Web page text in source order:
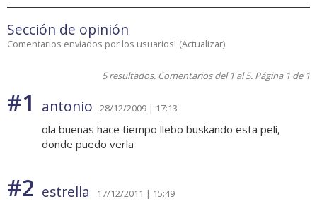
Sección de opinión
Comentarios enviados por los usuarios! (Actualizar)
5 resultados. Comentarios del 1 al 5. Página 1 de 1
#1 antonio 28/12/2009 | 17:13
ola buenas hace tiempo llebo buskando esta peli,
donde puedo verla
#2 estrella 17/12/2011 | 15:49